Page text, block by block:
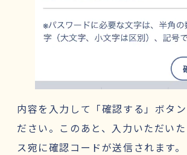
内容を入力して「確認する」ボタ
ださい。このあと、入力いただい
ス宛に確認コードが送信されます。